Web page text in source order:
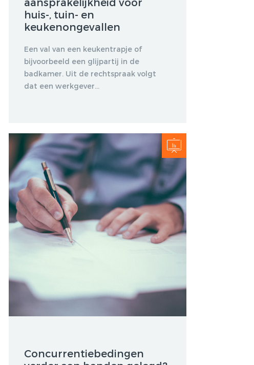
huis-, tuin- en
keukenongevallen
Een val van een keukentrapje of
bijvoorbeeld een glijpartij in de
badkamer. Uit de rechtspraak volgt
dat een werkgever...
Concurrentiebedingen